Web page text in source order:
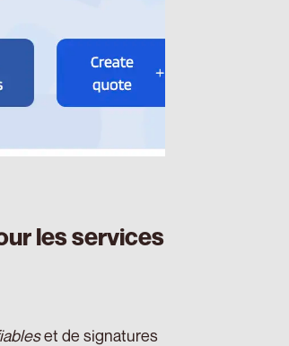
les services
et de signatures